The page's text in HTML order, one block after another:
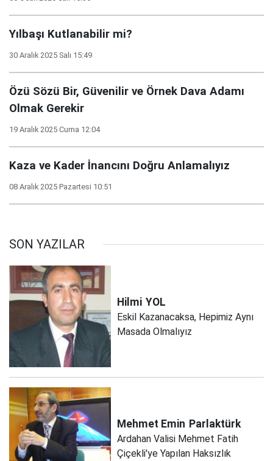
Yılbaşı Kutlanabilir mi?
30 Aralık 2025 Salı 15:49
Özü Sözü Bir, Güvenilir ve Örnek Dava Adamı
Olmak Gerekir
19 Aralık 2025 Cuma 12:04
Kaza ve Kader İnancını Doğru Anlamalıyız
08 Aralık 2025 Pazartesi 10:51
SON YAZILAR
Hilmi YOL
Eskil Kazanacaksa, Hepimiz Aynı
Masada Olmalıyız
Mehmet Emin Parlaktürk
Ardahan Valisi Mehmet Fatih
Çiçekli'ye Yapılan Haksızlık